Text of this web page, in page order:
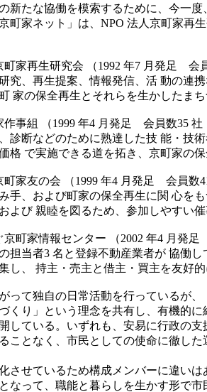
新たな協働を模索するために、今一度
町家ネット」は、NPO 法人京町家再
家再生研究会 （1992 年7 月発足 会
究、再生提案、情報発信、活 動の連
家の保全再生とそれらを生かしたまち
事組 （1999 年4 月発足 会員数35 社
診断などのために熟達した技 能・技
格 で実施できる道を拓き、京町家の保
家友の会 （1999 年4 月発足 会員数
手、および町家の保全再生に関 心を
よび 親睦を図るため、参加しやすい催
京町家情報センター （2002 年4 月発足
担当者3 名と登録不動産業者が 協働
し、 持主・売主と借主・買主を友好的
て独自の日常活動を行っているが、
くり」という理念を共有し、有機的に
している。いずれも、安易に行政の支
ことなく、市民としての使命に徹した
させているため構成メンバーに違いは
なって、職能と暮らしを生かす形で市